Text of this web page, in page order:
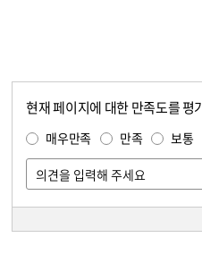
현재 페이지에 대한 만족도를 평
매우만족 만족 보통